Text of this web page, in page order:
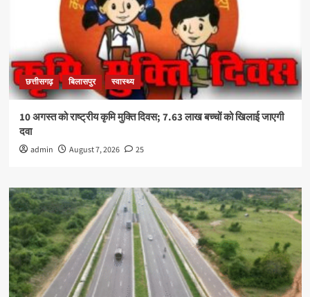
छत्तीसगढ़ बिलासपुर स्वास्थ्य
10 अगस्त को राष्ट्रीय कृमि मुक्ति दिवस; 7.63 लाख बच्चों को खिलाई जाएगी
दवा
admin August 7, 2026 25